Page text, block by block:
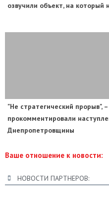
озвучили объект, на который
"Не стратегический прорыв",
прокомментировали
Днепропетровщины
Ваше отношение к новости:
НОВОСТИ ПАРТНЕРОВ: